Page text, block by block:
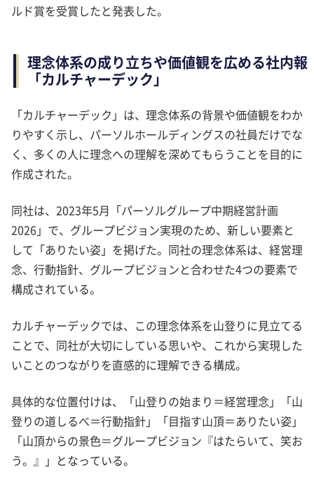
ルド賞を受賞したと発表した。
理念体系の成り立ちや価値観を広める社内報
「カルチャーデック」
「カルチャーデック」は、理念体系の背景や価値観をわか
りやすく示し、パーソルホールディングスの社員だけでな
く、多くの人に理念への理解を深めてもらうことを目的に
作成された。
同社は、2023年5月「パーソルグループ中期経営計画
2026」で、グループビジョン実現のため、新しい要素と
して「ありたい姿」を掲げた。同社の理念体系は、経営理
念、行動指針、グループビジョンと合わせた4つの要素で
構成されている。
カルチャーデックでは、この理念体系を山登りに見立てる
ことで、同社が大切にしている思いや、これから実現した
いことのつながりを直感的に理解できる構成。
具体的な位置付けは、「山登りの始まり＝経営理念」「山
登りの道しるべ＝行動指針」「目指す山頂＝ありたい姿」
「山頂からの景色＝グループビジョン『はたらいて、笑お
う。』」となっている。